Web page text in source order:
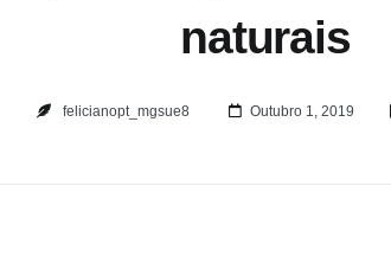
naturais
felicianopt_mgsue8 Outubro 1, 2019